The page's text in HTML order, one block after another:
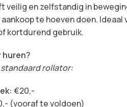
veilig en zelfstandig in
te hoeven doen. Ideaal
kortdurend gebruik.
huren?​
standaard rollator:
€20,-
(vooraf te voldoen)